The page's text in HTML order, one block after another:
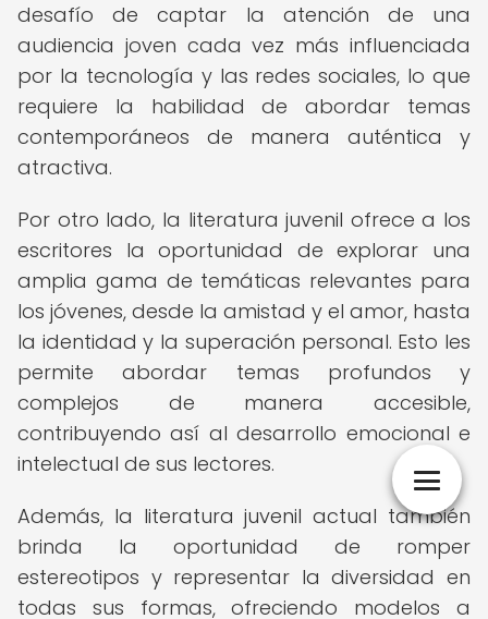
desafío de captar la atención de una
audiencia joven cada vez más influenciada
por la tecnología y las redes sociales, lo que
requiere la habilidad de abordar temas
contemporáneos de manera auténtica y
atractiva.
Por otro lado, la literatura juvenil ofrece a los
escritores la oportunidad de explorar una
amplia gama de temáticas relevantes para
los jóvenes, desde la amistad y el amor, hasta
la identidad y la superación personal. Esto les
permite abordar temas profundos y
complejos de manera accesible,
contribuyendo así al desarrollo emocional e
intelectual de sus lectores.
Además, la literatura juvenil actual también
brinda la oportunidad de romper
estereotipos y representar la diversidad en
todas sus formas, ofreciendo modelos a